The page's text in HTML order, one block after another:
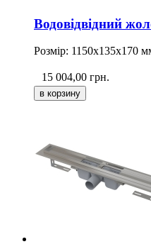
Водовідвідний
Розмір: 1150х135х170
15 004,00 грн.